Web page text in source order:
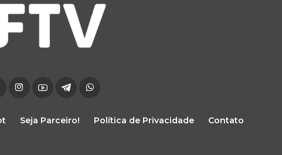
Seja Parceiro! Política de Privacidade Contato